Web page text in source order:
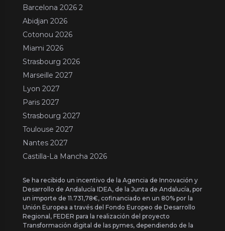
Barcelona 2026 2
Abidjan 2026
Cotonou 2026
Miami 2026
Strasbourg 2026
Marseille 2027
Lyon 2027
Paris 2027
Strasbourg 2027
Toulouse 2027
Nantes 2027
Castilla-La Mancha 2026
Se ha recibido un incentivo de la Agencia de Innovación y
Desarrollo de Andalucía IDEA, de la Junta de Andalucía, por
un importe de 11.731,78€, cofinanciado en un 80% por la
Unión Europea a través del Fondo Europeo de Desarrollo
Regional, FEDER para la realización del proyecto
Transformación digital de las pymes, dependiendo de la